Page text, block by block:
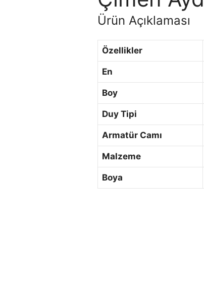
Ürün Açıklaması
Özellikler
En
Boy
Duy Tipi
Armatür Camı
Malzeme
Boya